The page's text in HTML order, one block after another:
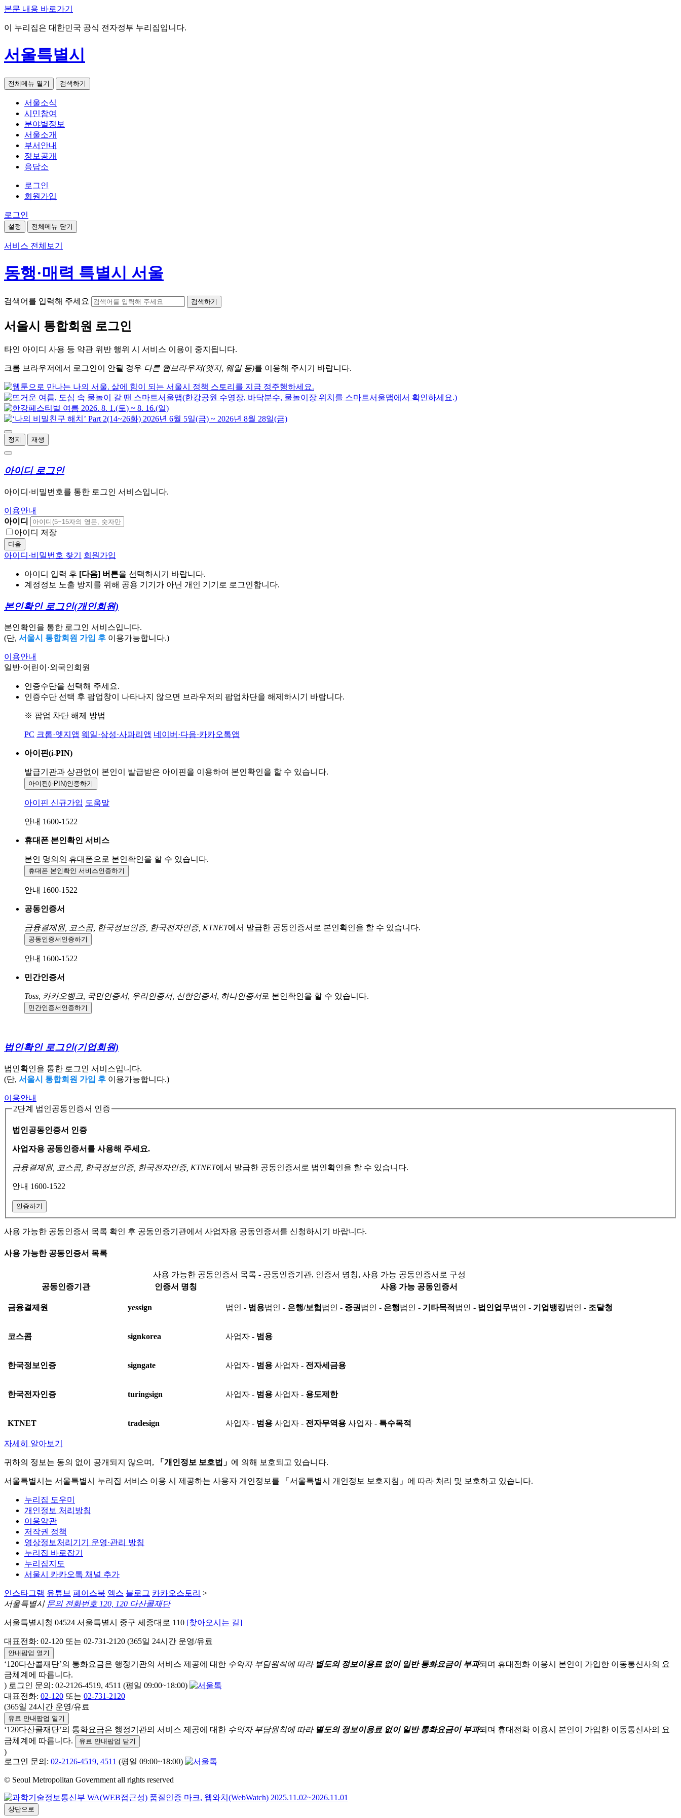
본문 내용 바로가기
이 누리집은 대한민국 공식 전자정부 누리집입니다.
서울특별시
전체메뉴 열기 검색하기
서울소식
시민참여
분야별정보
서울소개
부서안내
정보공개
응답소
로그인
회원가입
로그인
설정 전체메뉴 닫기
서비스 전체보기
동행·매력 특별시 서울
검색어를 입력해 주세요 검색하기
서울시 통합회원 로그인
타인 아이디 사용 등 약관 위반 행위 시 서비스 이용이 중지됩니다.
크롬 브라우저에서 로그인이 안될 경우 다른 웹브라우저(엣지, 웨일 등)를 이용해 주시기 바랍니다.
정지 재생
아이디 로그인
아이디·비밀번호를 통한 로그인 서비스입니다.
이용안내
아이디
아이디 저장
다음
아이디·비밀번호 찾기 회원가입
아이디 입력 후 [다음] 버튼을 선택하시기 바랍니다.
계정정보 노출 방지를 위해 공용 기기가 아닌 개인 기기로 로그인합니다.
본인확인 로그인(개인회원)
본인확인을 통한 로그인 서비스입니다.
(단, 서울시 통합회원 가입 후 이용가능합니다.)
이용안내
일반·어린이·외국인회원
인증수단을 선택해 주세요.
인증수단 선택 후 팝업창이 나타나지 않으면 브라우저의 팝업차단을 해제하시기 바랍니다.
※ 팝업 차단 해제 방법
PC 크롬·엣지앱 웨일·삼성·사파리앱 네이버·다음·카카오톡앱
아이핀(i-PIN)
발급기관과 상관없이 본인이 발급받은 아이핀을 이용하여 본인확인을 할 수 있습니다.
아이핀(i-PIN)인증하기
아이핀 신규가입 도움말
안내 1600-1522
휴대폰 본인확인 서비스
본인 명의의 휴대폰으로 본인확인을 할 수 있습니다.
휴대폰 본인확인 서비스인증하기
안내 1600-1522
공동인증서
금융결제원, 코스콤, 한국정보인증, 한국전자인증, KTNET에서 발급한 공동인증서로 본인확인을 할 수 있습니다.
공동인증서 인증하기
안내 1600-1522
민간인증서
Toss, 카카오뱅크, 국민인증서, 우리인증서, 신한인증서, 하나인증서로 본인확인을 할 수 있습니다.
민간인증서 인증하기
법인확인 로그인(기업회원)
법인확인을 통한 로그인 서비스입니다.
(단, 서울시 통합회원 가입 후 이용가능합니다.)
이용안내
2단계 법인공동인증서 인증
법인공동인증서 인증
사업자용 공동인증서를 사용해 주세요.
금융결제원, 코스콤, 한국정보인증, 한국전자인증, KTNET에서 발급한 공동인증서로 법인확인을 할 수 있습니다.
안내 1600-1522
인증하기
사용 가능한 공동인증서 목록 확인 후 공동인증기관에서 사업자용 공동인증서를 신청하시기 바랍니다.
사용 가능한 공동인증서 목록
사용 가능한 공동인증서 목록 - 공동인증기관, 인증서 명칭, 사용 가능 공동인증서로 구성
공동인증기관
인증서 명칭 사용 가능 공동인증서
금융결제원 yessign 법인 - 범용법인 - 은행/보험 법인 - 증권 법인 - 은행법인 - 기타목적 법인 - 법인업무법인 - 기업뱅킹법인 - 조달청
코스콤 signkorea 사업자 - 범용
한국정보인증 signgate 사업자 - 범용 사업자 - 전자세금용
한국전자인증 turingsign 사업자 - 범용 사업자 - 용도제한
KTNET tradesign 사업자 - 범용 사업자 - 전자무역용 사업자 - 특수목적
자세히 알아보기
귀하의 정보는 동의 없이 공개되지 않으며, 「개인정보 보호법」 에 의해 보호되고 있습니다.
서울특별시는 서울특별시 누리집 서비스 이용 시 제공하는 사용자 개인정보를 「서울특별시 개인정보 보호지침」에 따라 처리 및 보호하고 있습니다.
누리집 도우미
개인정보 처리방침
이용약관
저작권 정책
영상정보처리기기 운영·관리 방침
누리집 바로잡기
누리집지도
서울시 카카오톡 채널 추가
인스타그램 유튜브 페이스북 엑스 블로그 카카오스토리 >
서울특별시 문의 전화번호 120, 120 다산콜재단
서울특별시청 04524 서울특별시 중구 세종대로 110 [찾아오시는 길]
대표전화: 02-120 또는 02-731-2120 (365일 24시간 운영/유료
안내팝업 열기
‘120다산콜재단’의 통화요금은 행정기관의 서비스 제공에 대한 수익자 부담원칙에 따라 별도의 정보이용료 없이 일반 통화요금이 부과되며 휴대전화 이용시 본인이 가입한 이동통신사의 요
금체계에 따릅니다.
) 로그인 문의: 02-2126-4519, 4511 (평일 09:00~18:00)
대표전화: 02-120 또는 02-731-2120
(365일 24시간 운영/유료
유료 안내팝업 열기
‘120다산콜재단’의 통화요금은 행정기관의 서비스 제공에 대한 수익자 부담원칙에 따라 별도의 정보이용료 없이 일반 통화요금이 부과되며 휴대전화 이용시 본인이 가입한 이동통신사의 요
금체계에 따릅니다.
유료 안내팝업 닫기
)
로그인 문의: 02-2126-4519, 4511 (평일 09:00~18:00)
© Seoul Metropolitan Government all rights reserved
상단으로